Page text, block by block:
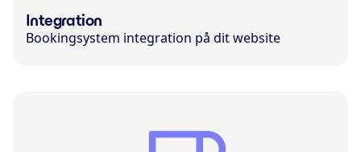
Integration
Bookingsystem integration på dit website